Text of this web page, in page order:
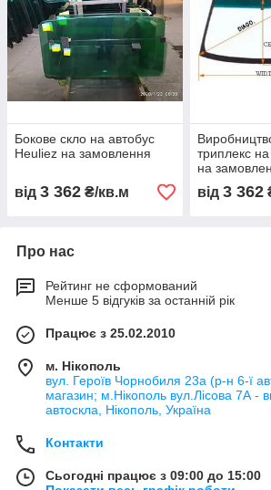
Бокове скло на автобус
Heuliez на замовлення
від 3 362 ₴/кв.м
триплекс
на
від 3 362
Про нас
Рейтинг не сформований
Менше 5 відгуків за останній рік
Працює з 25.02.2010
м. Нікополь
вул. Героїв Чорнобиля 23а (р-н 6-ї
магазин; м.Нікополь вул.Лісова 7А -
автоскла, Нікополь, Україна
Контакти
Сьогодні працює з 09:00 до 15:00